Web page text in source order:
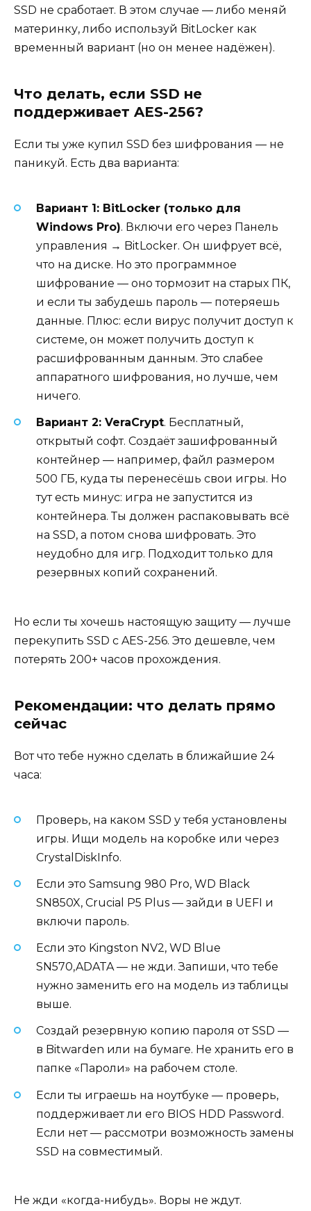
SSD не сработает. В этом случае — либо меняй
материнку, либо используй BitLocker как
временный вариант (но он менее надёжен).
Что делать, если SSD не
поддерживает AES-256?
Если ты уже купил SSD без шифрования — не
паникуй. Есть два варианта:
Вариант 1: BitLocker (только для
Windows Pro). Включи его через Панель
управления → BitLocker. Он шифрует всё,
что на диске. Но это программное
шифрование — оно тормозит на старых ПК,
и если ты забудешь пароль — потеряешь
данные. Плюс: если вирус получит доступ к
системе, он может получить доступ к
расшифрованным данным. Это слабее
аппаратного шифрования, но лучше, чем
ничего.
Вариант 2: VeraCrypt. Бесплатный,
открытый софт. Создаёт зашифрованный
контейнер — например, файл размером
500 ГБ, куда ты перенесёшь свои игры. Но
тут есть минус: игра не запустится из
контейнера. Ты должен распаковывать всё
на SSD, а потом снова шифровать. Это
неудобно для игр. Подходит только для
резервных копий сохранений.
Но если ты хочешь настоящую защиту — лучше
перекупить SSD с AES-256. Это дешевле, чем
потерять 200+ часов прохождения.
Рекомендации: что делать прямо
сейчас
Вот что тебе нужно сделать в ближайшие 24
часа:
Проверь, на каком SSD у тебя установлены
игры. Ищи модель на коробке или через
CrystalDiskInfo.
Если это Samsung 980 Pro, WD Black
SN850X, Crucial P5 Plus — зайди в UEFI и
включи пароль.
Если это Kingston NV2, WD Blue
SN570,ADATA — не жди. Запиши, что тебе
нужно заменить его на модель из таблицы
выше.
Создай резервную копию пароля от SSD —
в Bitwarden или на бумаге. Не хранить его в
папке «Пароли» на рабочем столе.
Если ты играешь на ноутбуке — проверь,
поддерживает ли его BIOS HDD Password.
Если нет — рассмотри возможность замены
SSD на совместимый.
Не жди «когда-нибудь». Воры не ждут.